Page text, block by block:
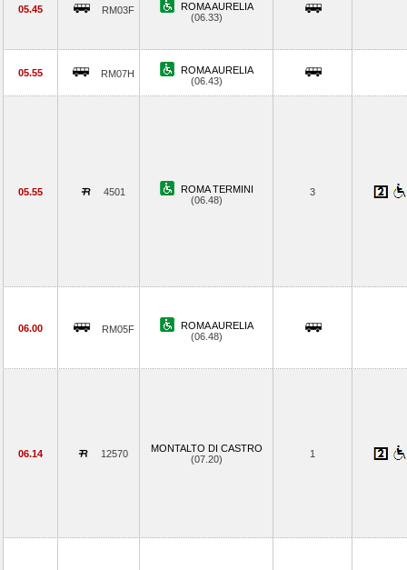
05.45 RM03F
ROMA AURELIA
(06.33)
05.55 RM07H
ROMA AURELIA
(06.43)
05.55 4501
ROMA TERMINI
(06.48)
3
06.00 RM05F
ROMA AURELIA
(06.48)
06.14 12570
MONTALTO DI CASTRO
(07.20)
1